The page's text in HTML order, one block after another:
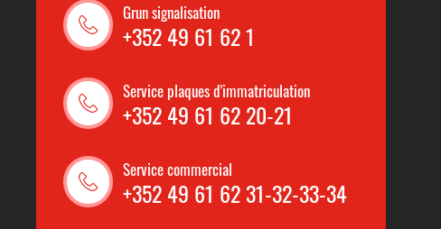
Grun signalisation
+352 49 61 62 1
Service plaques d'immatriculation
+352 49 61 62 20-21
Service commercial
+352 49 61 62 31-32-33-34